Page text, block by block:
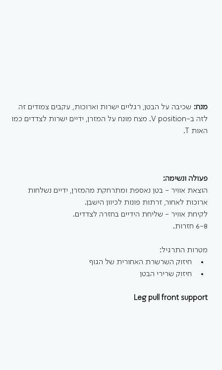
מנח: שכיבה על הבטן, רגליים ישרות וארוכות, עקבים צמודים זה
לזה ב-V position. מצח מונח על המזרן, ידיים ישרות לצדדים כמו
האות T.
פעולה ונשימה:
הוצאת אוויר - בטן נאספת ומתרחקת מהמזרן, ידיים נשלחות
ארוכות לאחור, זרתות פונות לכיוון הישבן.
לקיחת אוויר - שליחת הידיים בחזרה לצדדים.
6-8 חזרות.
מטרות התרגיל:
חיזוק השרשרת האחורית של הגוף
חיזוק שרירי הבטן
Leg pull front support